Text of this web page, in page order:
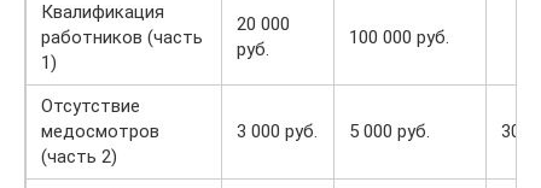
Квалификация
работников (часть
1)
20 000
руб.
100 000 руб.
Отсутствие
медосмотров
(часть 2)
3 000 руб. 5 000 руб. 30